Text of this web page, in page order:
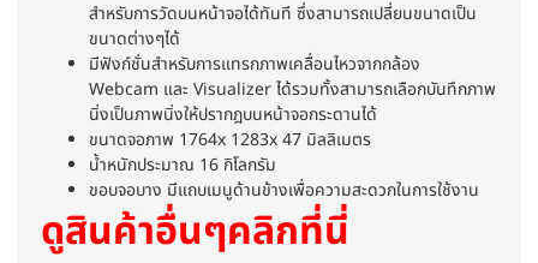
สำหรับการวัดบนหน้าจอได้ทันที ซึ่งสามารถเปลี่ยนขนาดเป็น
ขนาดต่างๆได้
มีฟังก์ชั่นสำหรับการแทรกภาพเคลื่อนไหวจากกล้อง
Webcam และVisualizerได้รวมทั้งสามารถเลือกบันทึกภาพ
นิ่งเป็นภาพนิ่งให้ปรากฎบนหน้าจอกระดานได้
ขนาดจอภาพ 1764x 1283x 47 มิลลิเมตร
น้ำหนักประมาณ 16 กิโลกรัม
ขอบจอบาง มีแถบเมนูด้านข้างเพื่อความสะดวกในการใช้งาน
ดูสินค้าอื่นๆคลิกที่นี่